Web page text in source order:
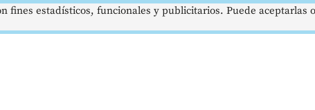
fines estadísticos, funcionales y publicitarios. Puede aceptarlas